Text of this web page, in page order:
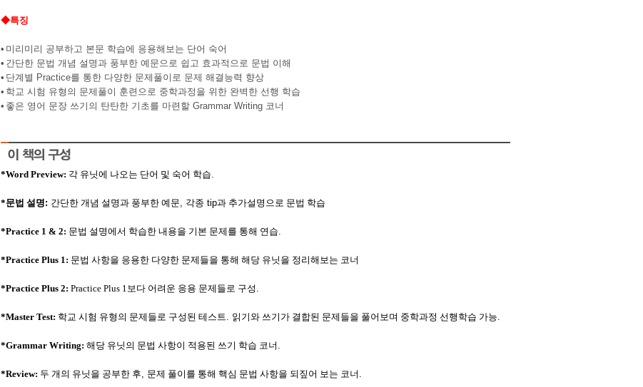
◆특징
• 미리미리 공부하고 본문 학습에 응용해보는 단어 숙어
• 간단한 문법 개념 설명과 풍부한 예문으로 쉽고 효과적으로 문법 이해
• 단계별 Practice를 통한 다양한 문제풀이로 문제 해결능력 향상
• 학교 시험 유형의 문제풀이 훈련으로 중학과정을 위한 완벽한 선행 학습
• 좋은 영어 문장 쓰기의 탄탄한 기초를 마련할Grammar Writing 코너
*Word Preview: 각 유닛에 나오는 단어 및 숙어 학습.
*문법 설명: 간단한 개념 설명과 풍부한 예문, 각종 tip과 추가설명으로 문법 학습
*Practice 1 & 2: 문법 설명에서 학습한 내용을 기본 문제를 통해 연습.
*Practice Plus 1: 문법 사항을 응용한 다양한 문제들을 통해 해당 유닛을 정리해보는 코너
*Practice Plus 2: Practice Plus 1보다 어려운 응용 문제들로 구성 .
*Master Test: 학교 시험 유형의 문제들로 구성된 테스트. 읽기와 쓰기가 결합된 문제들을 풀어보며 중학과정 선행학습 가능.
*Grammar Writing: 해당 유닛의 문법 사항이 적용된 쓰기 학습 코너 .
*Review: 두 개의 유닛을 공부한 후, 문제 풀이를 통해 핵심 문법 사항을 되짚어 보는 코너 .